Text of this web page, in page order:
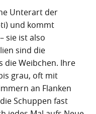
auf den Kanaren
um die Kanarischen
Guanchen
Logik der Angst
Guanchen
Schluchten
Inseln unterwarf
Teneriffa
auf den Kanaren
Show
vermieten
Unterart der
und kommt
sie ist also
sind die
die Weibchen. Ihre
grau, oft mit
an Flanken
Schuppen fast